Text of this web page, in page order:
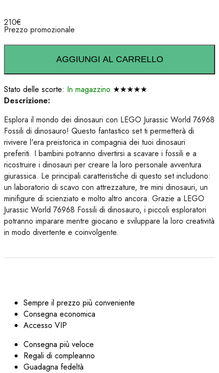
210€
Prezzo promozionale
AGGIUNGI AL CARRELLO
Stato delle scorte: In magazzino ★★★★★
Descrizione:
Esplora il mondo dei dinosauri con LEGO Jurassic World 76968
Fossili di dinosauro! Questo fantastico set ti permetterà di
rivivere l'era preistorica in compagnia dei tuoi dinosauri
preferiti. I bambini potranno divertirsi a scavare i fossili e a
ricostruire i dinosauri per creare la loro personale avventura
giurassica. Le principali caratteristiche di questo set includono:
un laboratorio di scavo con attrezzature, tre mini dinosauri, un
minifigure di scienziato e molto altro ancora. Grazie a LEGO
Jurassic World 76968 Fossili di dinosauro, i piccoli esploratori
potranno imparare mentre giocano e sviluppare la loro creatività
in modo divertente e coinvolgente.
Sempre il prezzo più conveniente
Consegna economica
Accesso VIP
Consegna più veloce
Regali di compleanno
Guadagna fedeltà